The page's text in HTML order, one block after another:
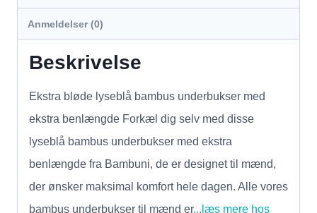
Anmeldelser (0)
Beskrivelse
Ekstra bløde lyseblå bambus underbukser med
ekstra benlængde Forkæl dig selv med disse
lyseblå bambus underbukser med ekstra
benlængde fra Bambuni, de er designet til mænd,
der ønsker maksimal komfort hele dagen. Alle vores
bambus underbukser til mænd er...læs mere hos